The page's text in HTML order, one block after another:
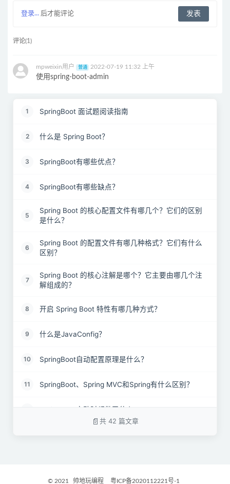
登录... 后才能评论
评论(1)
mpweixin用户 普通 2022-07-19 11:32 上午
使用spring-boot-admin
1 SpringBoot 面试题阅读指南
2 什么是 Spring Boot？
3 SpringBoot有哪些优点？
4 SpringBoot有哪些缺点？
5
Spring Boot 的核心配置文件有哪几个？它们的区别
是什么？
6
Spring Boot 的配置文件有哪几种格式？它们有什么
区别？
7
Spring Boot 的核心注解是哪个？它主要由哪几个注
解组成的？
8 开启 Spring Boot 特性有哪几种方式？
9 什么是JavaConfig？
10 SpringBoot自动配置原理是什么？
11 SpringBoot、Spring MVC和Spring有什么区别？
SpringBoot启动时都做了什么?
共 42 篇文章
© 2021 帅地玩编程 粤ICP备2020112221号-1